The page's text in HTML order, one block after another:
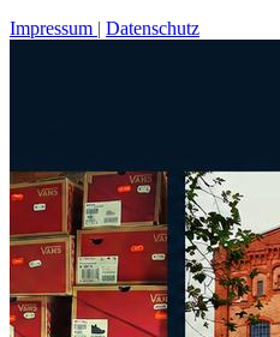
Impressum Datenschutz